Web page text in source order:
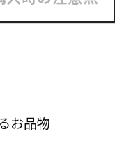
お品物